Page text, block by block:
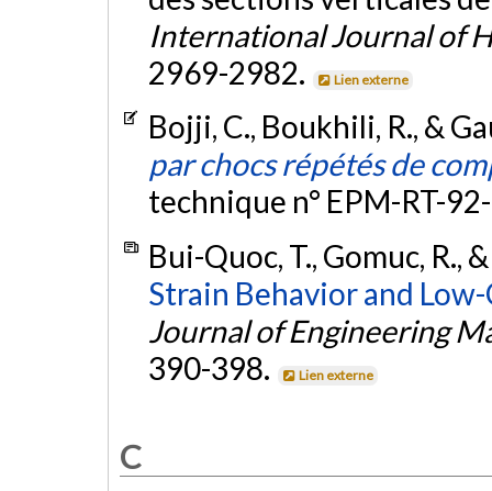
International Journal of
2969-2982.
Lien externe
Bojji, C., Boukhili, R., &
par chocs répétés de
technique n° EPM-RT-
Bui-Quoc, T., Gomuc, R.,
Strain Behavior and
Journal of Engineering
390-398.
Lien externe
C